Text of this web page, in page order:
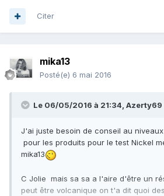
Citer
mika13
Posté(e) 6 mai 2016
Le 06/05/2016 à 21:34, Azerty69
J'ai juste besoin de conseil au
pour les produits pour le test Nickel
mika13
C Jolie mais sa sa a l'aire d'être un
peut être volcanique on t'a dit quoi